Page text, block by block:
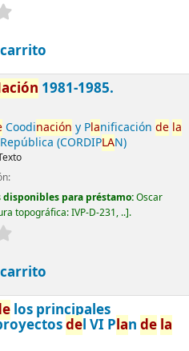
1981-1985.
Coodinación y Planificación de la
República (CORDIPLAN)
para préstamo:Oscar
topográfica:IVP-D-231, .. .
los principales
del VI Plan de la